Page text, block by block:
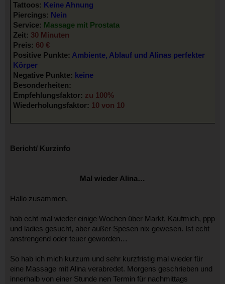
Tattoos: Keine Ahnung
Piercings: Nein
Service: Massage mit Prostata
Zeit: 30 Minuten
Preis: 60 €
Positive Punkte: Ambiente, Ablauf und Alinas perfekter
Körper
Negative Punkte: keine
Besonderheiten:
Empfehlungsfaktor: zu 100%
Wiederholungsfaktor: 10 von 10
Bericht/ Kurzinfo
Mal wieder Alina…
Hallo zusammen,
hab echt mal wieder einige Wochen über Markt, Kaufmich, ppp
und ladies gesucht, aber außer Spesen nix gewesen. Ist echt
anstrengend oder teuer geworden…
So hab ich mich kurzum und sehr kurzfristig mal wieder für
eine Massage mit Alina verabredet. Morgens geschrieben und
innerhalb von einer Stunde nen Termin für nachmittags